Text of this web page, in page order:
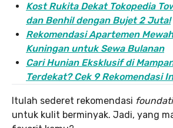
Kost Rukita Dekat Tokopedia
dan Benhil dengan Bujet 2 Juta!
Rekomendasi Apartemen
Kuningan untuk Sewa Bulanan
Cari Hunian Eksklusif di
Terdekat? Cek 9 Rekomendasi
Itulah sederet rekomendasi
untuk kulit berminyak. Jadi, yang